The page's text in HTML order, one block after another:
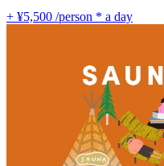
+ ¥5,500 /person * a day